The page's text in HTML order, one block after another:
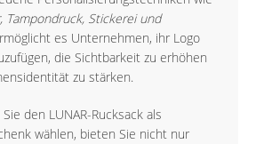
Tampondruck, Stickerei und
es Unternehmen, ihr Logo
die Sichtbarkeit zu erhöhen
zu stärken.
den LUNAR-Rucksack als
wählen, bieten Sie nicht nur